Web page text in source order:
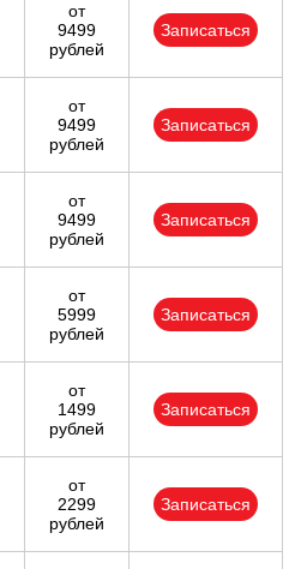
от
9499
рублей
Записаться
от
9499
рублей
Записаться
от
9499
рублей
Записаться
от
5999
рублей
Записаться
от
1499
рублей
Записаться
от
2299
рублей
Записаться